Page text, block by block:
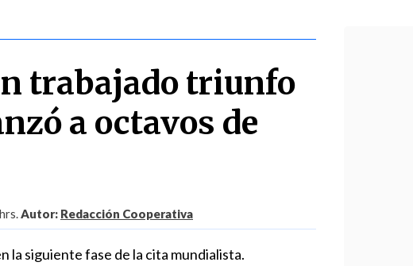
trabajado triunfo
a octavos de
Autor: Redacción Cooperativa
la siguiente fase de la cita mundialista.